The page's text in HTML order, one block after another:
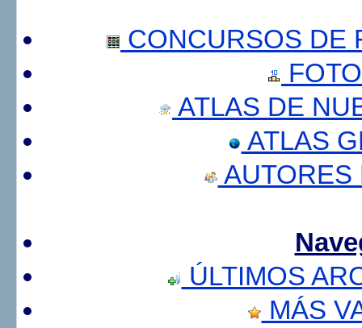
CONCURSOS DE
ATLAS DE
ATLAS
AUTORES
ÚLTIMOS
MÁS